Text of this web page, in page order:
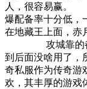
人，很容易赢
爆配备率十分低，
在地藏王上面，赤
攻城靠的都是
到后面没啥用了，
奇私服作为传
欢，其丰厚的游戏